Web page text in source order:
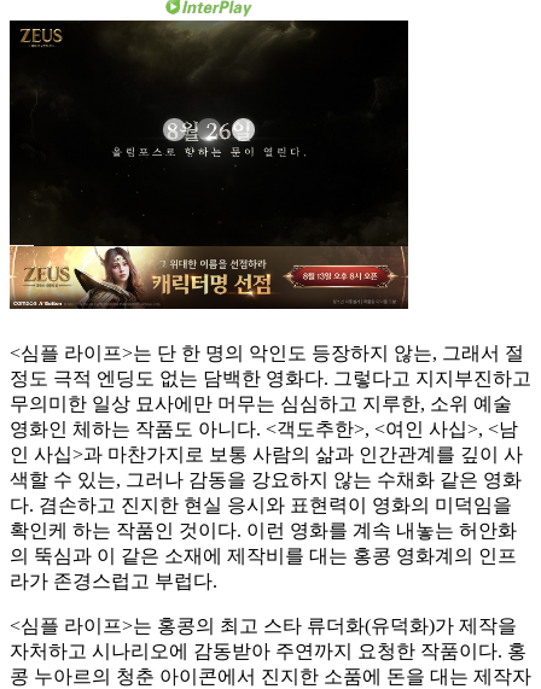
<심플 라이프>는 단 한 명의 악인도 등장하지 않는, 그래서 절
정도 극적 엔딩도 없는 담백한 영화다. 그렇다고 지지부진하고
무의미한 일상 묘사에만 머무는 심심하고 지루한, 소위 예술
영화인 체하는 작품도 아니다. <객도추한>, <여인 사십>, <남
인 사십>과 마찬가지로 보통 사람의 삶과 인간관계를 깊이 사
색할 수 있는, 그러나 감동을 강요하지 않는 수채화 같은 영화
다. 겸손하고 진지한 현실 응시와 표현력이 영화의 미덕임을
확인케 하는 작품인 것이다. 이런 영화를 계속 내놓는 허안화
의 뚝심과 이 같은 소재에 제작비를 대는 홍콩 영화계의 인프
라가 존경스럽고 부럽다.
<심플 라이프>는 홍콩의 최고 스타 류더화(유덕화)가 제작을
자처하고 시나리오에 감동받아 주연까지 요청한 작품이다. 홍
콩 누아르의 청춘 아이콘에서 진지한 소품에 돈을 대는 제작자